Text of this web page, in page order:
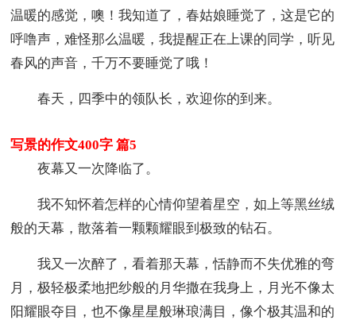
温暖的感觉，噢！我知道了，春姑娘睡觉了，这是它的
呼噜声，难怪那么温暖，我提醒正在上课的同学，听见
春风的声音，千万不要睡觉了哦！
春天，四季中的领队长，欢迎你的到来。
写景的作文400字 篇5
夜幕又一次降临了。
我不知怀着怎样的心情仰望着星空，如上等黑丝绒
般的天幕，散落着一颗颗耀眼到极致的钻石。
我又一次醉了，看着那天幕，恬静而不失优雅的弯
月，极轻极柔地把纱般的月华撒在我身上，月光不像太
阳耀眼夺目，也不像星星般琳琅满目，像个极其温和的